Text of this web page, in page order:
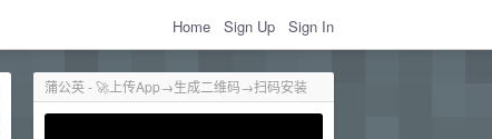
Home Sign Up Sign In
蒲公英 - 🚀上传App→生成二维码→扫码安装